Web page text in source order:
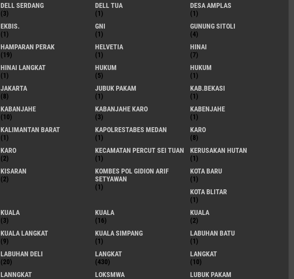
DELL SERDANG
(3)
DELL TUA
(1)
DESA AMPLAS
(1)
EKBIS.
(1)
GNI
(1)
GUNUNG SITOLI
(4)
HAMPARAN PERAK
(19)
HELVETIA
(1)
HINAI
(7)
HINAI LANGKAT
(1)
HUKUM
(5)
HUKUM
(1)
JAKARTA
(8)
JUBUK PAKAM
(1)
KAB.BEKASI
(1)
KABANJAHE
(10)
KABANJAHE KARO
(3)
KABENJAHE
(1)
KALIMANTAN BARAT
(1)
KAPOLRESTABES MEDAN
(1)
KARO
(8)
KARO
(2)
KECAMATAN PERCUT SEI TUAN
(1)
KERUSAKAN HUTAN
(1)
KISARAN
(2)
KOMBES POL GIDION ARIF
SETYAWAN
(1)
KOTA BARU
(1)
KOTA BLITAR
(1)
KUALA
(3)
KUALA
(16)
KUALA
(2)
KUALA LANGKAT
(9)
KUALA SIMPANG
(1)
LABUHAN BATU
(1)
LABUHAN DELI
(20)
LANGKAT
(430)
LANGKAT
(10)
LANNGKAT
LOKSMWA
LUBUK PAKAM